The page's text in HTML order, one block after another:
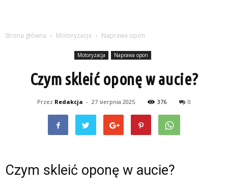
Strona główna Motoryzacja Naprawa opon
Motoryzacja Naprawa opon
Czym skleić oponę w aucie?
Przez Redakcja - 27 sierpnia 2025 376 0
Czym skleić oponę w aucie?